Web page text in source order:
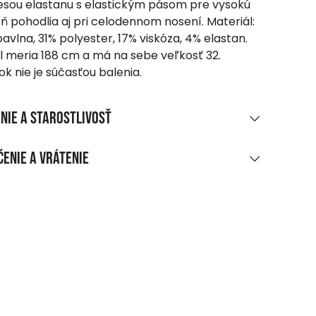
elastanu s elastickým pásom pre vysokú
pohodlia aj pri celodennom nosení. Materiál:
31% polyester, 17% viskóza, 4% elastan.
meria 188 cm a má na sebe veľkosť 32.
nie je súčasťou balenia.
a starostlivosť
ZLOŽENIE
a vrátenie